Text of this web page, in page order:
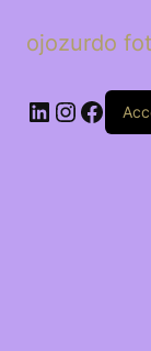
ojozurdo
LinkedIn